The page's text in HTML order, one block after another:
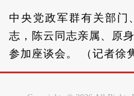
中央党政军群有关部门
志，陈云同志亲属、原
参加座谈会。 （记者徐